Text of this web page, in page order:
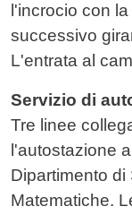
l'incrocio con
successivo
L'entrata al
Servizio di
Tre linee
l'autostazione
Dipartimento
Matematiche.